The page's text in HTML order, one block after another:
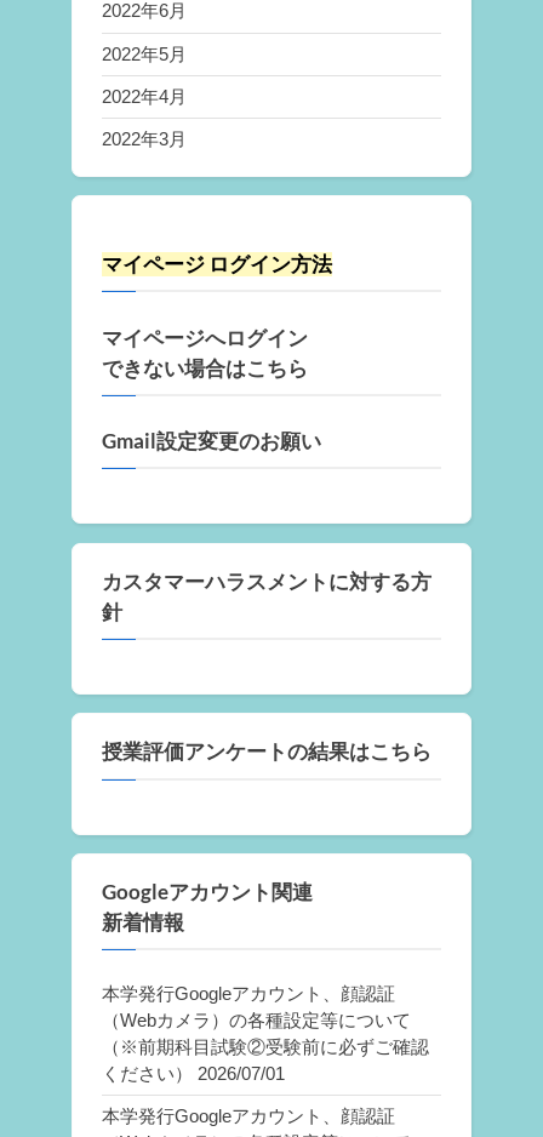
2022年6月
2022年5月
2022年4月
2022年3月
マイページ ログイン方法
マイページへログイン
できない場合はこちら
Gmail設定変更のお願い
カスタマーハラスメントに対する方
針
授業評価アンケートの結果はこちら
Googleアカウント関連
新着情報
本学発行Googleアカウント、顔認証
（Webカメラ）の各種設定等について
（※前期科目試験②受験前に必ずご確認
ください）
2026/07/01
本学発行Googleアカウント、顔認証